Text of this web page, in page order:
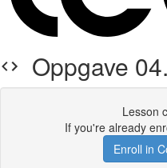
Oppgave
Lesson
If you're already
Enroll in